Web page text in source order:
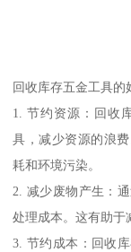
回收库存五金工具的
1. 节约资源：回收
具，减少资源的浪
耗和环境污染。
2. 减少废物产生：
处理成本。这有助于
3. 节约成本：回收